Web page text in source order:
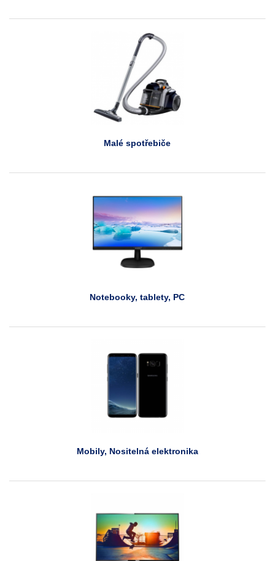
Malé spotřebiče
Notebooky, tablety, PC
Mobily, Nositelná elektronika